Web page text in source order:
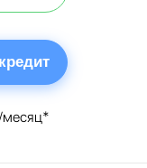
месяц*